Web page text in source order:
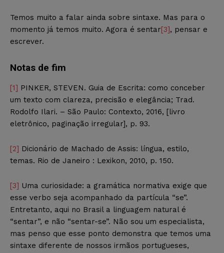
Temos muito a falar ainda sobre sintaxe. Mas para o
momento já temos muito. Agora é sentar[3], pensar e
escrever.
Notas de fim
[1] PINKER, STEVEN. Guia de Escrita: como conceber
um texto com clareza, precisão e elegância; Trad.
Rodolfo Ilari. – São Paulo: Contexto, 2016, [livro
eletrônico, paginação irregular], p. 93.
[2] Dicionário de Machado de Assis: língua, estilo,
temas. Rio de Janeiro : Lexikon, 2010, p. 150.
[3] Uma curiosidade: a gramática normativa exige que
esse verbo seja acompanhado da partícula “se”.
Entretanto, aqui no Brasil a linguagem natural é
“sentar”, e não “sentar-se”. Não sou um especialista,
mas penso que esse ponto demonstra que temos uma
sintaxe diferente de nossos irmãos portugueses,